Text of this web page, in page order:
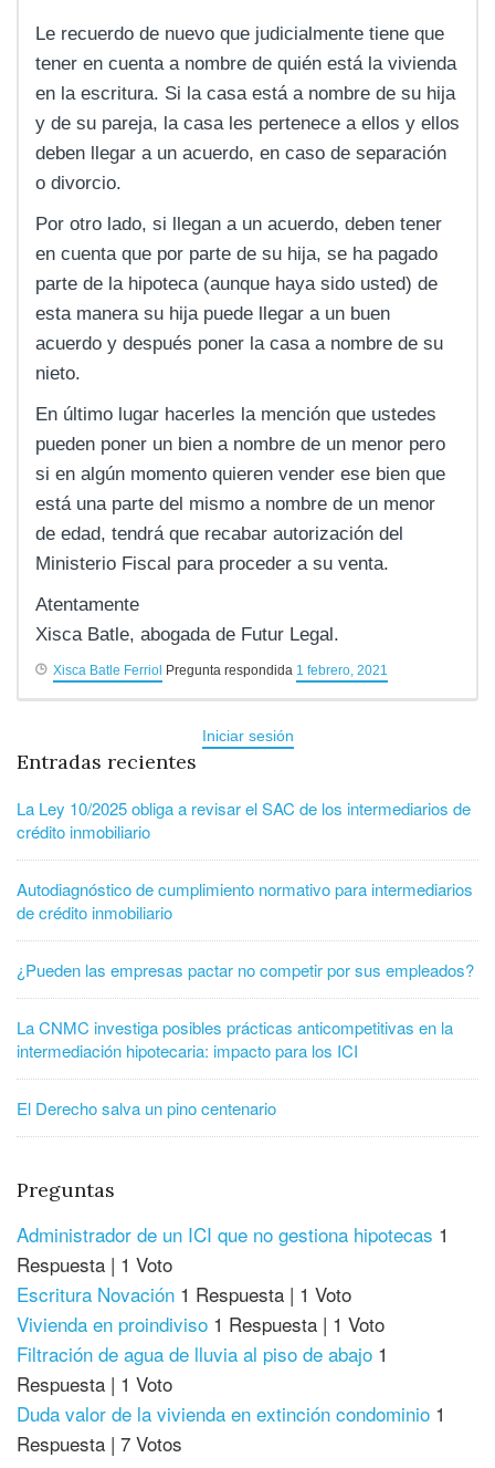
Le recuerdo de nuevo que judicialmente tiene que
tener en cuenta a nombre de quién está la vivienda
en la escritura. Si la casa está a nombre de su hija
y de su pareja, la casa les pertenece a ellos y ellos
deben llegar a un acuerdo, en caso de separación
o divorcio.
Por otro lado, si llegan a un acuerdo, deben tener
en cuenta que por parte de su hija, se ha pagado
parte de la hipoteca (aunque haya sido usted) de
esta manera su hija puede llegar a un buen
acuerdo y después poner la casa a nombre de su
nieto.
En último lugar hacerles la mención que ustedes
pueden poner un bien a nombre de un menor pero
si en algún momento quieren vender ese bien que
está una parte del mismo a nombre de un menor
de edad, tendrá que recabar autorización del
Ministerio Fiscal para proceder a su venta.
Atentamente
Xisca Batle, abogada de Futur Legal.
Xisca Batle Ferriol Pregunta respondida 1 febrero, 2021
Iniciar sesión
Entradas recientes
La Ley 10/2025 obliga a revisar el SAC de los intermediarios de
crédito inmobiliario
Autodiagnóstico de cumplimiento normativo para intermediarios
de crédito inmobiliario
¿Pueden las empresas pactar no competir por sus empleados?
La CNMC investiga posibles prácticas anticompetitivas en la
intermediación hipotecaria: impacto para los ICI
El Derecho salva un pino centenario
Preguntas
Administrador de un ICI que no gestiona hipotecas 1
Respuesta | 1 Voto
Escritura Novación 1 Respuesta | 1 Voto
Vivienda en proindiviso 1 Respuesta | 1 Voto
Filtración de agua de lluvia al piso de abajo 1
Respuesta | 1 Voto
Duda valor de la vivienda en extinción condominio 1
Respuesta | 7 Votos